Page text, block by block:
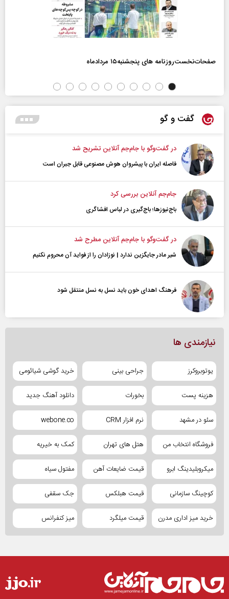
صفحات‌نخست‌روزنامه ها‌ی پنجشنبه‌۱۵ مردادماه
گفت و گو
در گفت‌و‌گو با جام‌جم آنلاین تشریح شد
فاصله ایران با پیشرو‌ان هوش مصنوعی قابل جبران است
جام‌جم آنلاین بررسی کرد
باج‌نیوزها؛ باج‌گیری در لباس افشاگری
در گفت‌و‌گو با جام‌جم آنلاین مطرح شد
شیر مادر جایگزین ندارد | نوزادان را از فواید آن محروم نکنیم
فرهنگ اهدای خون باید نسل به نسل منتقل شود
نیازمندی ها
یوتوبروکرز جراحی بینی خرید گوشی شیائومی
هزینه پست بخورات دانلود آهنگ جدید
سئو در مشهد نرم افزار CRM webone.co
فروشگاه انتخاب من هتل های تهران کمک به خیریه
میکروبلیدینگ ابرو قیمت ضایعات آهن مفتول سیاه
کوچینگ سازمانی قیمت هبلکس جک سقفی
خرید میز اداری مدرن قیمت میلگرد میز کنفرانس